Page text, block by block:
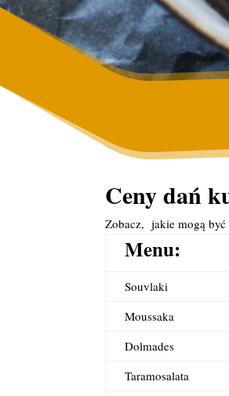
Ceny dań
Zobacz, jakie mogą być
Menu:
Souvlaki
Moussaka
Dolmades
Taramosalata